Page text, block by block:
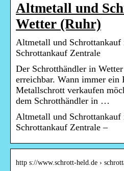
Altmetall und
Wetter (Ruhr)
Altmetall und
Schrottankauf Zentrale
Der Schrotthändler in
erreichbar. Wann immer ein
Metallschrott verkaufen
dem Schrotthändler in …
Altmetall und
Schrottankauf Zentrale –
http s://www.schrott-held.de ›